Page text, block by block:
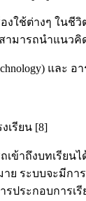
ช้ต่างๆ ในชีวิ
มารถนำแนวคิ
และ อาร์
รงเรียน [8]
เข้าถึงบทเรี
ย ระบบจะมีก
ประกอบการ